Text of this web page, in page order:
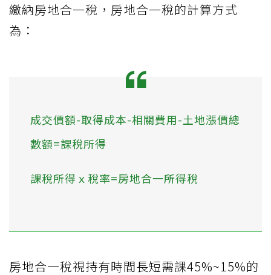
繳納房地合一稅，房地合一稅的計算方式
為：
成交價額-取得成本-相關費用-土地漲價總
數額=課稅所得
課稅所得ｘ稅率=房地合一所得稅
房地合一稅視持有時間長短需課45%~15%的